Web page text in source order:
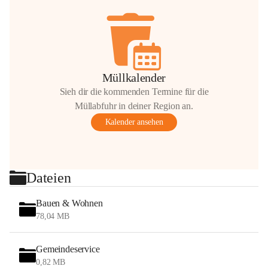
Müllkalender
Sieh dir die kommenden Termine für die
Müllabfuhr in deiner Region an.
Kalender ansehen
Dateien
Bauen & Wohnen
78,04 MB
Gemeindeservice
0,82 MB